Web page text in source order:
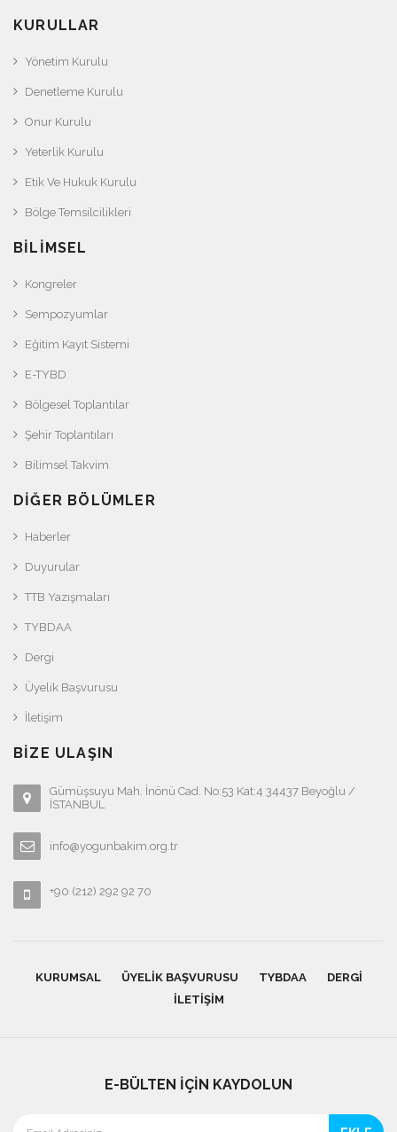
KURULLAR
Yönetim Kurulu
Denetleme Kurulu
Onur Kurulu
Yeterlik Kurulu
Etik Ve Hukuk Kurulu
Bölge Temsilcilikleri
BILIMSEL
Kongreler
Sempozyumlar
Eğitim Kayıt Sistemi
E-TYBD
Bölgesel Toplantılar
Şehir Toplantıları
Bilimsel Takvim
DIĞER BÖLÜMLER
Haberler
Duyurular
TTB Yazışmaları
TYBDAA
Dergi
Üyelik Başvurusu
İletişim
BIZE ULAŞIN
Gümüşsuyu Mah. İnönü Cad. No:53 Kat:4 34437 Beyoğlu /
İSTANBUL
info@yogunbakim.org.tr
+90 (212) 292 92 70
KURUMSAL ÜYELIK BAŞVURUSU TYBDAA
DERGI
İLETIŞIM
E-BÜLTEN İÇİN KAYDOLUN